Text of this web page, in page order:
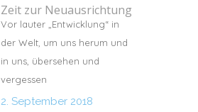
Zeit zur Neuausrichtung
Vor lauter „Entwicklung“ in
der Welt, um uns herum und
in uns, übersehen und
vergessen
2. September 2018